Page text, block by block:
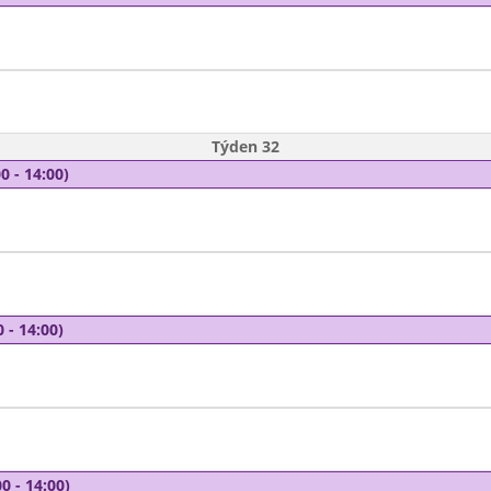
Týden 32
- 14:00)
- 14:00)
- 14:00)